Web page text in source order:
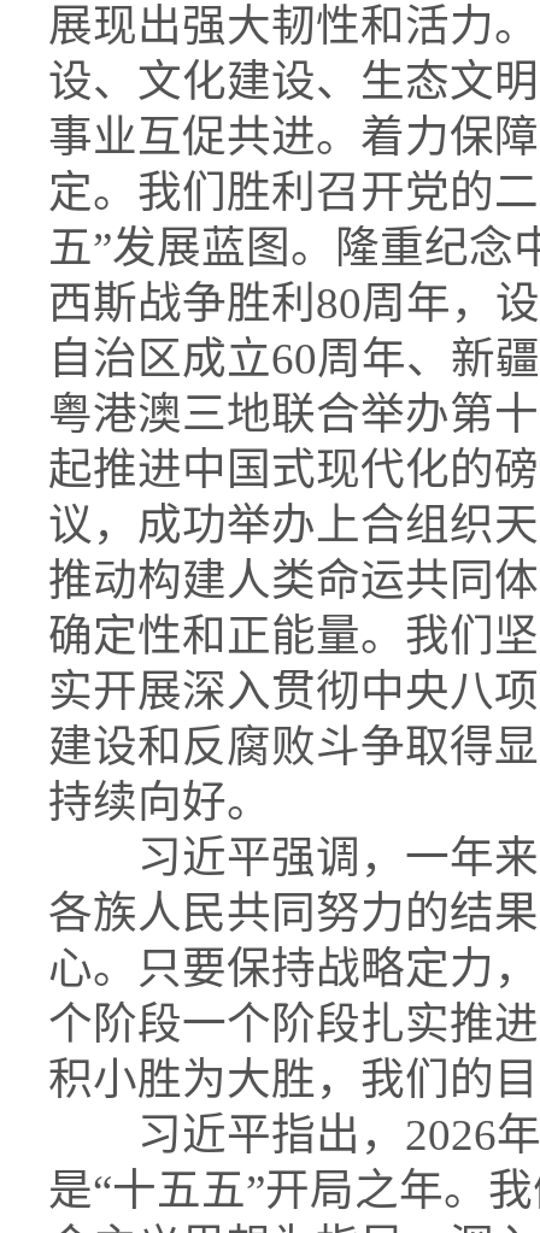
展现出强大韧性和活力
设、文化建设、生态文
事业互促共进。着力保
定。我们胜利召开党的
五”发展蓝图。隆重纪念
西斯战争胜利80周年，
自治区成立60周年、新
粤港澳三地联合举办第
起推进中国式现代化的
议，成功举办上合组织
推动构建人类命运共同
确定性和正能量。我们
实开展深入贯彻中央八
建设和反腐败斗争取得
持续向好。
习近平强调，一年来
各族人民共同努力的结
心。只要保持战略定力
个阶段一个阶段扎实推
积小胜为大胜，我们的
习近平指出，2026年
是“十五五”开局之年。